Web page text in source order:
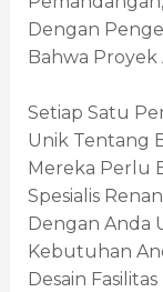
Dengan
Bahwa Proyek
Setiap Satu
Unik Tentang
Mereka Perlu
Spesialis
Dengan Anda
Kebutuhan
Desain